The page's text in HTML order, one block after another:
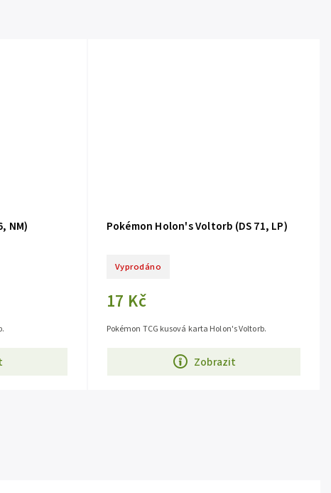
NM) Pokémon Holon's Voltorb (DS 71, LP)
Vyprodáno
17 Kč
Zobrazit
Pokémon TCG kusová karta Holon's Voltorb.